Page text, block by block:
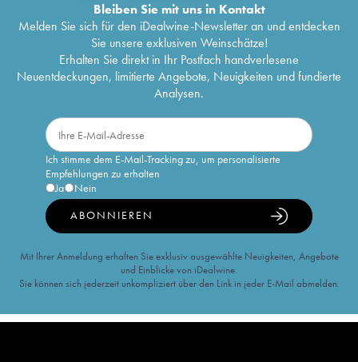
Bleiben Sie mit uns in Kontakt
Melden Sie sich für den iDealwine-Newsletter an und entdecken
Sie unsere exklusiven Weinschätze!
Erhalten Sie direkt in Ihr Postfach handverlesene
Neuentdeckungen, limitierte Angebote, Neuigkeiten und fundierte
Analysen.
Ich stimme dem E-Mail-Tracking zu, um personalisierte
Empfehlungen zu erhalten
Ja
Nein
ABONNIEREN
Mit Ihrer Anmeldung erhalten Sie exklusiv ausgewählte Neuigkeiten, Angebote
und Einblicke von iDealwine.
Sie können sich jederzeit unkompliziert über den Link in jeder E-Mail abmelden.